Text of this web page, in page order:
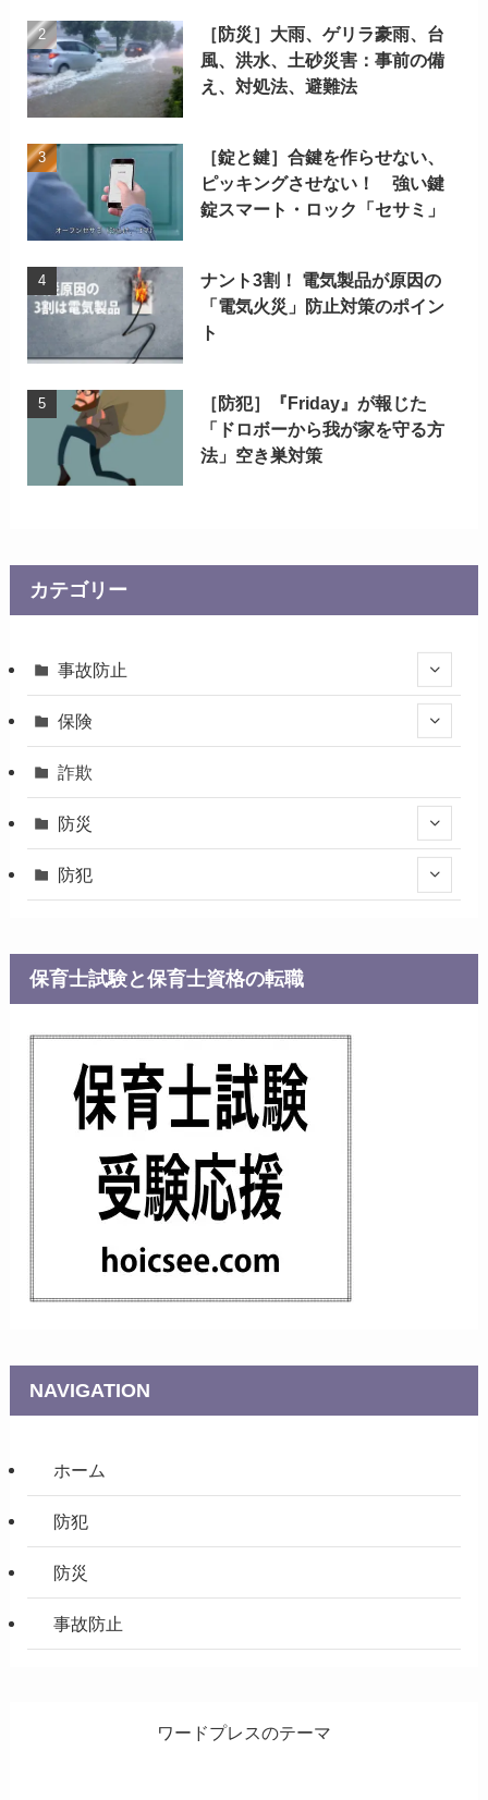
［防災］大雨、ゲリラ豪雨、台
風、洪水、土砂災害：事前の備
え、対処法、避難法
［錠と鍵］合鍵を作らせない、
ピッキングさせない！ 強い鍵
錠スマート・ロック「セサミ」
ナント3割！ 電気製品が原因の
「電気火災」防止対策のポイン
ト
［防犯］『Friday』が報じた
「ドロボーから我が家を守る方
法」空き巣対策
カテゴリー
事故防止
保険
詐欺
防災
防犯
保育士試験と保育士資格の転職
NAVIGATION
ホーム
防犯
防災
事故防止
ワードプレスのテーマ